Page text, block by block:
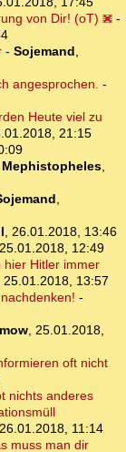
von Dir! (oT)
-
- Sojemand,
angesprochen. -
Heute viel zu
21:15
Mephistopheles,
,
, 26.01.2018, 13:46
25.01.2018, 12:49
hier Hitler immer
25.01.2018, 13:57
-
, 25.01.2018,
oft nicht
nichts anderes
26.01.2018, 11:14
muss man dir